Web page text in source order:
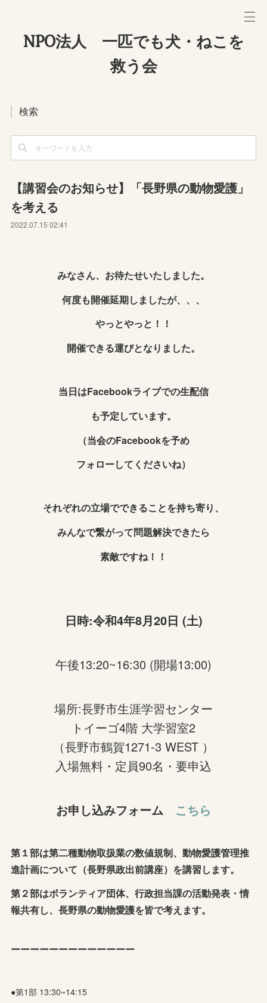
NPO法人 一匹でも犬・ねこを
救う会
検索
【講習会のお知らせ】「長野県の動物愛護」
を考える
2022.07.15 02:41
みなさん、お待たせいたしました。
何度も開催延期しましたが、、、
やっとやっと！！
開催できる運びとなりました。
当日はFacebookライブでの生配信
も予定しています。
（当会のFacebookを予め
フォローしてくださいね）
それぞれの立場でできることを持ち寄り、
みんなで繋がって問題解決できたら
素敵ですね！！
日時:令和4年8月20日 (土)
午後13:20~16:30 (開場13:00)
場所:長野市生涯学習センター
トイーゴ4階 大学習室2
（長野市鶴賀1271-3 WEST ）
入場無料・定員90名・要申込
お申し込みフォーム こちら
第１部は第二種動物取扱業の数値規制、動物愛護管理推
進計画について（長野県政出前講座）を講習します。
第２部はボランティア団体、行政担当課の活動発表・情
報共有し、長野県の動物愛護を皆で考えます。
ーーーーーーーーーーーーー
●第1部 13:30~14:15